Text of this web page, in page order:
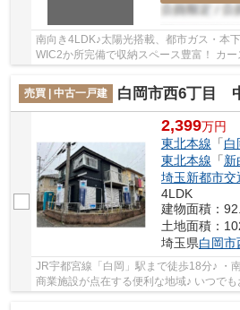
南向き4LDK♪太陽光搭載、都市ガス・本
WIC2か所完備で収納スペース豊富！ カ
売買 | 中古一戸建
白岡市西6丁目
2,399万円
東北本線 「白
東北本線 「新
4LDK
建物面積：
土地面積：
埼玉県白岡市
JR宇都宮線「白岡」駅まで徒歩18分♪ ・南西角地で日当たり良好！！ ・
商業施設が点在する便利な地域♪ いつでもお気軽にお声がけください♪ 駅